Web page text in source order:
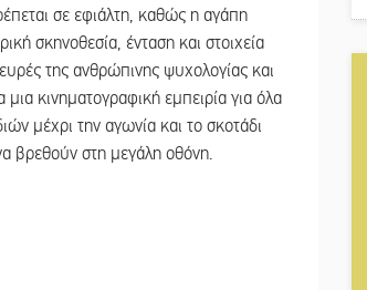
σε εφιάλτη, καθώς η αγάπη
σκηνοθεσία, ένταση και στοιχεία
της ανθρώπινης ψυχολογίας και
κινηματογραφική εμπειρία για όλα
μέχρι την αγωνία και το σκοτάδι
βρεθούν στη μεγάλη οθόνη.